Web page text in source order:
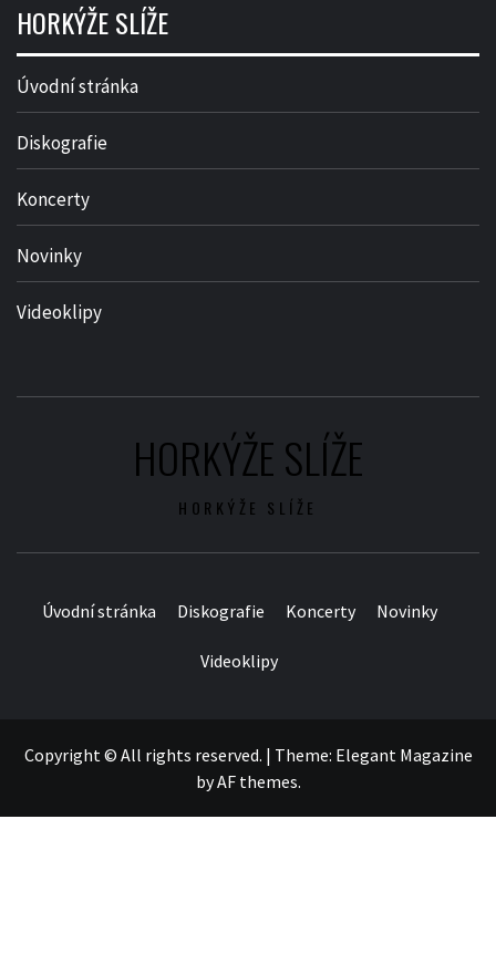
HORKÝŽE SLÍŽE
Úvodní stránka
Diskografie
Koncerty
Novinky
Videoklipy
HORKÝŽE SLÍŽE
HORKÝŽE SLÍŽE
Úvodní stránka Diskografie Koncerty Novinky
Videoklipy
Copyright © All rights reserved. | Theme: Elegant Magazine
byAF themes.